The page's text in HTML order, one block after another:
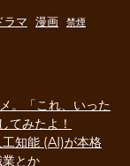
ラマ 漫画 禁煙
。「これ、いった
てみたよ！
工知能 (AI)が本格
とか